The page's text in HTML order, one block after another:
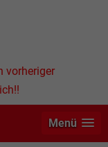
vorheriger
Menü